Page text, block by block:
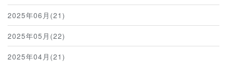
2025年06月(21)
2025年05月(22)
2025年04月(21)